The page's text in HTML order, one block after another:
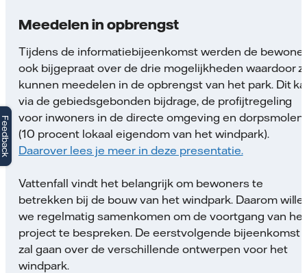
Meedelen in opbrengst
Tijdens de informatiebijeenkomst werden de
ook bijgepraat over de drie mogelijkheden waardoor
kunnen meedelen in de opbrengst van het park. Dit
via de gebiedsgebonden bijdrage, de profijtregeling
voor inwoners in de directe omgeving en
(10 procent lokaal eigendom van het windpark).
Daarover lees je meer in deze presentatie.
Vattenfall vindt het belangrijk om bewoners te
betrekken bij de bouw van het windpark. Daarom
we regelmatig samenkomen om de voortgang van het
project te bespreken. De eerstvolgende bijeenkomst
zal gaan over de verschillende ontwerpen voor het
windpark.
Feedback